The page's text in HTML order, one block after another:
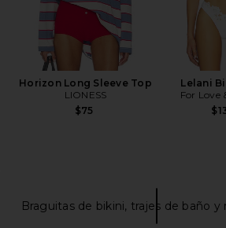
Horizon Long Sleeve Top
LIONESS
$75
Lelani
For Love
Braguitas de bikini, trajes de baño y